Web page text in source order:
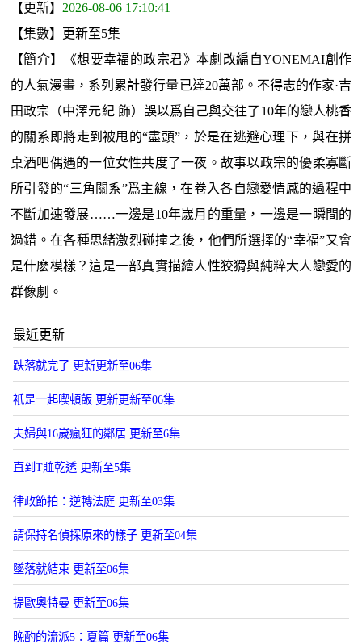
【更新】 2026-08-06 17:10:41
【集數】更新至5集
【簡介】《想要幸福的政宗君》本劇改編自YONEMAI創作
的人氣漫畫，系列累計發行量已達20萬部。不得志的作家·吉
田政宗（中澤元紀 飾）誤以爲自己與交往了10年的戀人桃香
的關系即將走到被甩的“盡頭”，於是在逃避心理下，與在拼
桌酒吧偶遇的一位女性共度了一夜。故事以政宗的優柔寡斷
所引發的“三角關系”爲主線，在卷入各自戀愛情感的過程中
不斷加速發展……一邊是10年嵗月的重量，一邊是一瞬間的
過錯。在各種思緒激烈碰撞之後，他們所選擇的“幸福”又會
是什麽模樣？這是一部真實描繪人性狡猾與純粹大人戀愛的
群像劇。
最近更新
跌落就完了 更新更新至06集
衹是一起喫頓飯 更新更新至06集
夫婦與16嵗瘋狂的鄰居 更新至6集
直到T賉乾透 更新至5集
律政節拍：逆轉法庭 更新至03集
請保持名偵探原來的樣子 更新至04集
墜落就結束 更新至06集
提歐奧特曼 更新至06集
晚酌的流派5：夏篇 更新至06集